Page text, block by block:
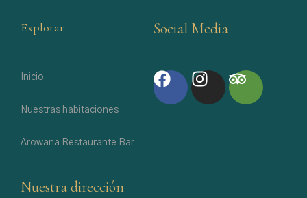
Explorar
Inicio
Nuestras habitaciones
Arowana Restaurante Bar
Social Media
Nuestra dirección